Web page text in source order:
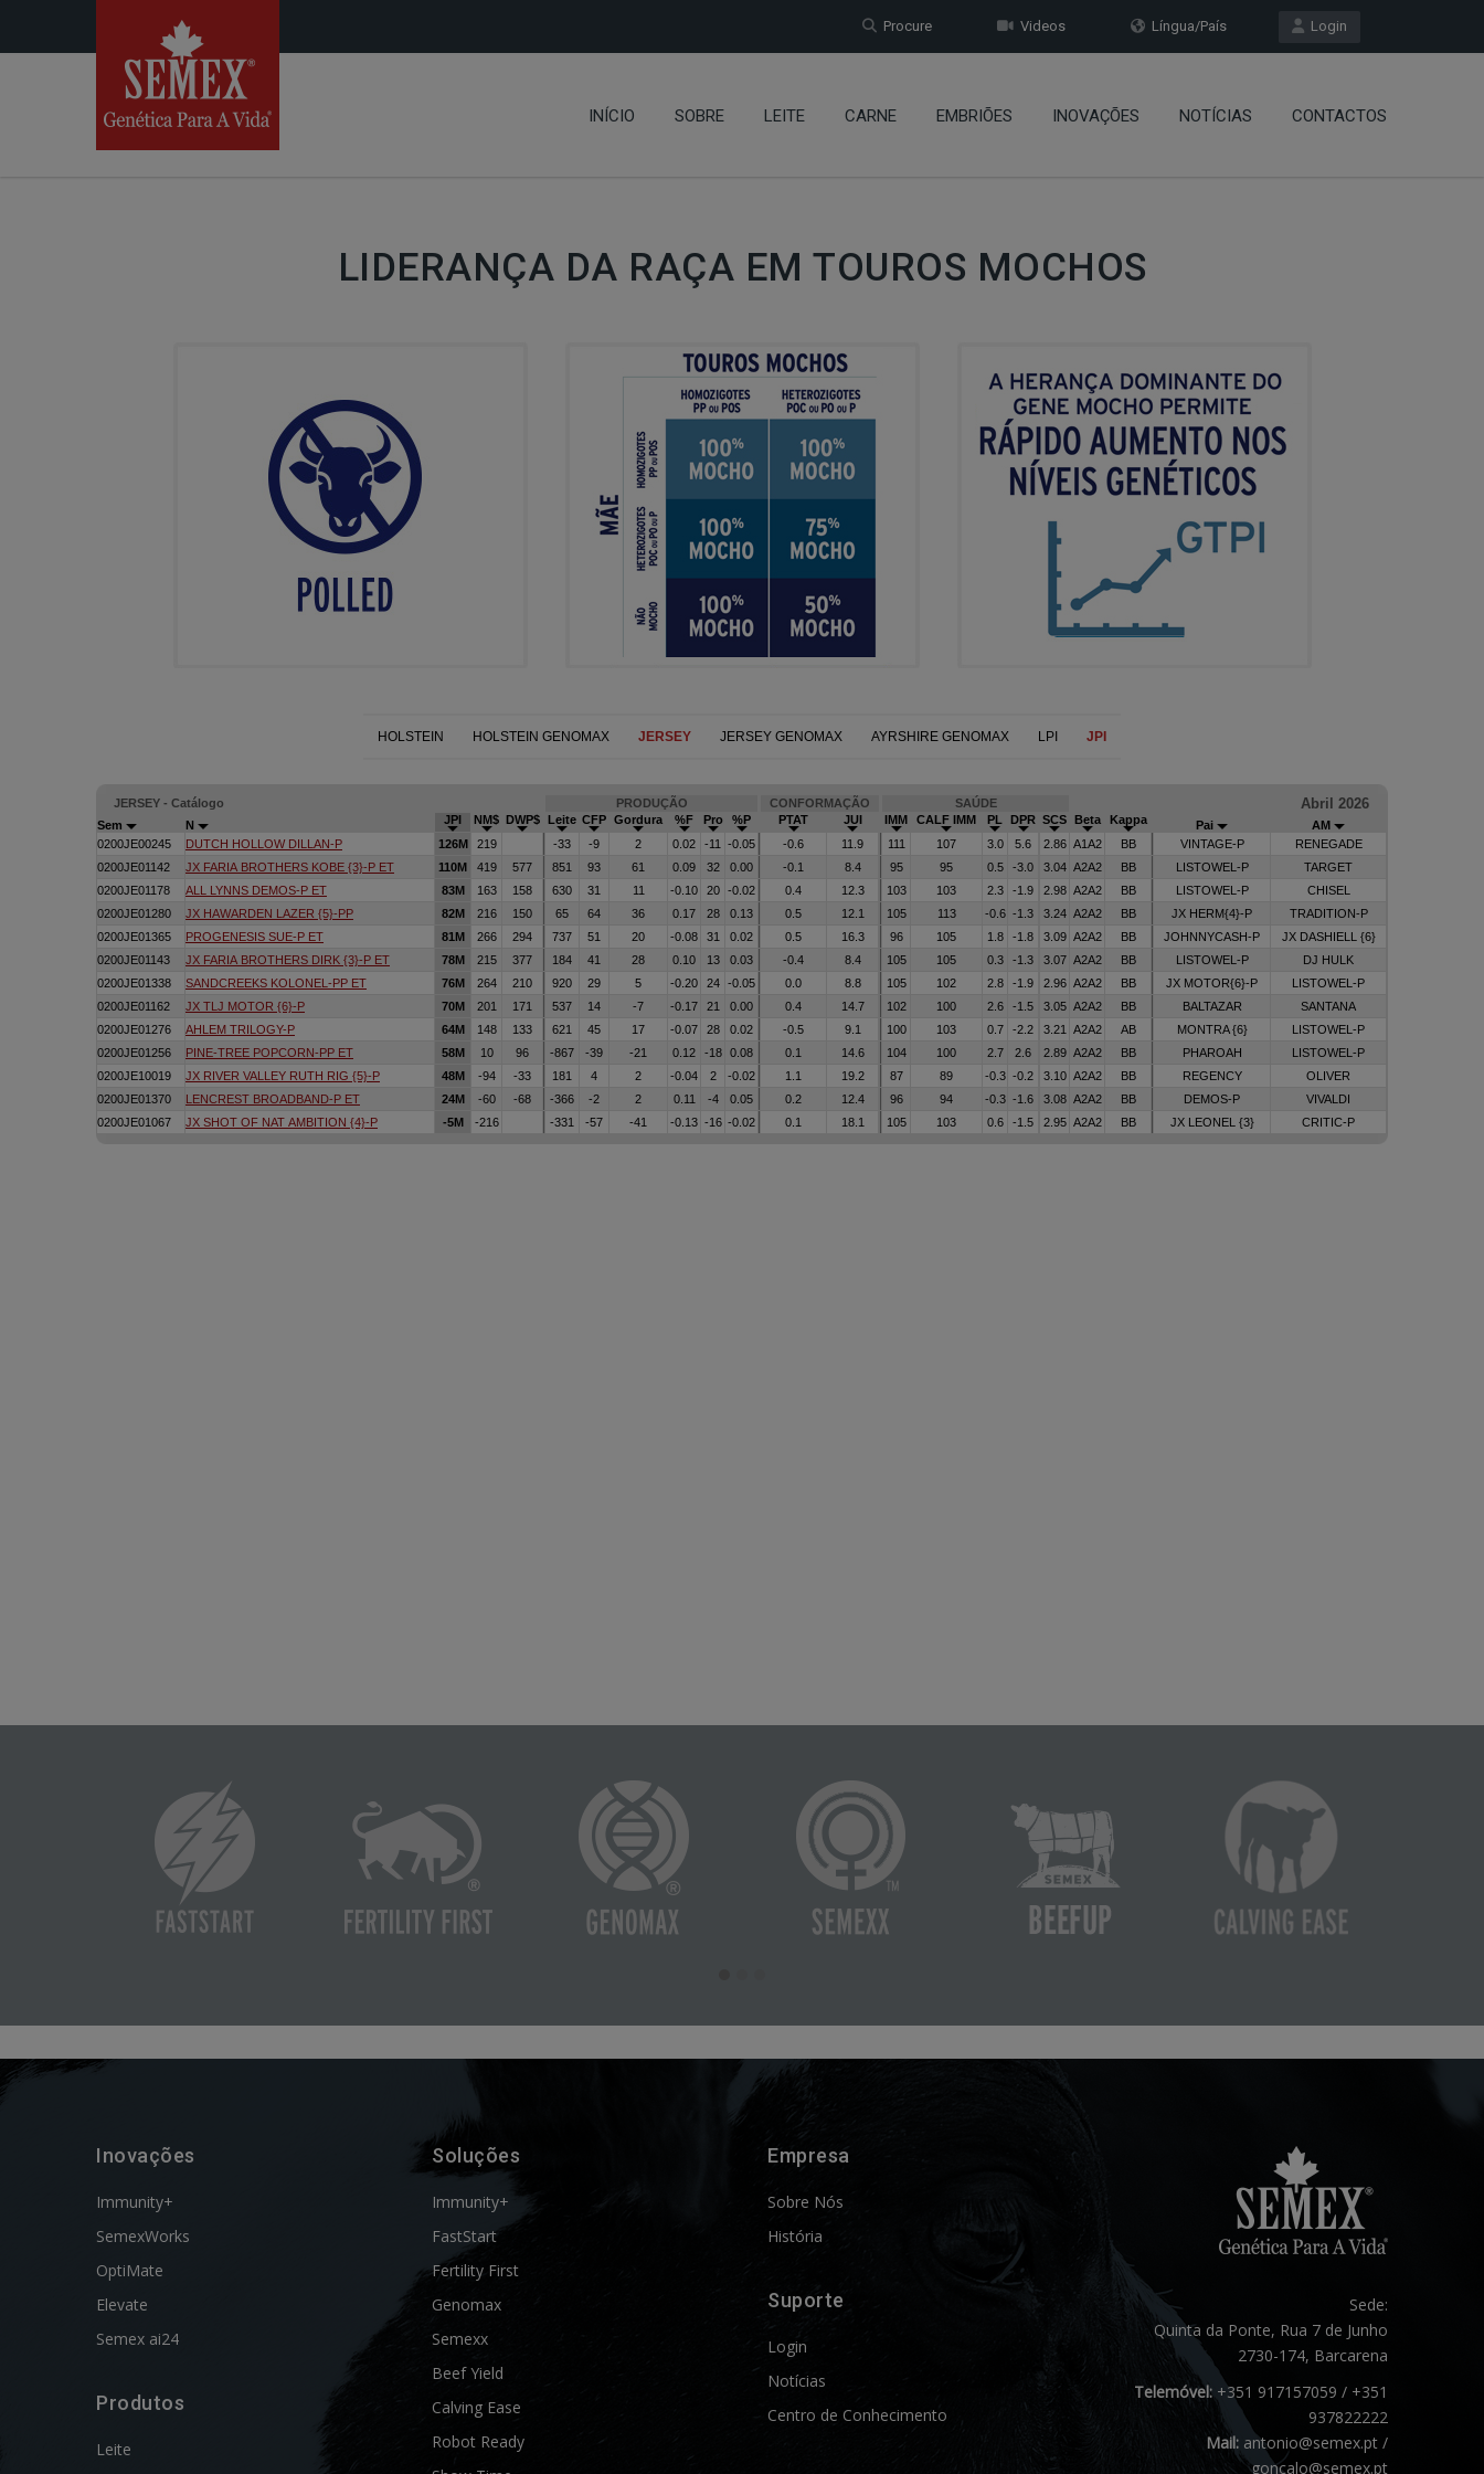
Login
Língua/País
Videos
Procure
INÍCIO SOBRE LEITE CARNE EMBRIÕES INOVAÇÕES NOTÍCIAS CONTACTOS
LIDERANÇA DA RAÇA EM TOUROS MOCHOS
Inovações
Immunity+
SemexWorks
OptiMate
Elevate
Semex ai24
Produtos
Leite
Soluções
Immunity+
FastStart
Fertility First
Genomax
Semexx
Beef Yield
Calving Ease
Robot Ready
Empresa
Sobre Nós
História
Suporte
Login
Notícias
Centro de Conhecimento
Sede:
Quinta da Ponte, Rua 7 de Junho
2730-174, Barcarena
Telemóvel:+351 917157059 / +351
937822222
Mail: antonio@semex.pt /
goncalo@semex.pt